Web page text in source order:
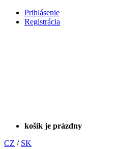
Prihlásenie
Registrácia
košík je prázdny
CZ / SK